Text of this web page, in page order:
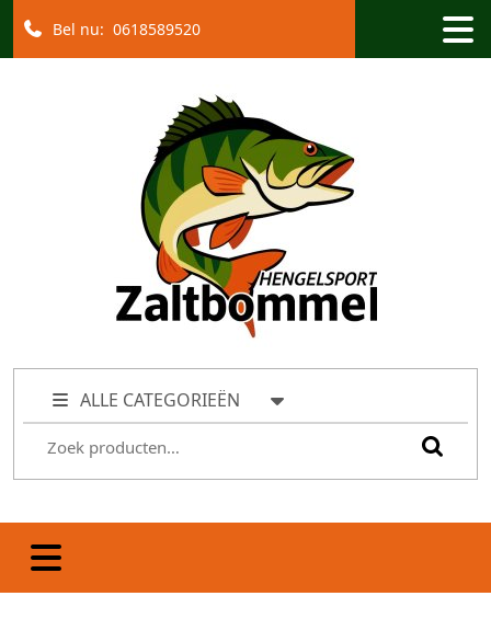
Bel nu: 0618589520
ALLE CATEGORIEËN